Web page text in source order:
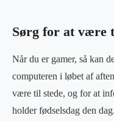
Sørg for at være
Når du er gamer, så kan
computeren i løbet af
være til stede, og for at
holder fødselsdag den